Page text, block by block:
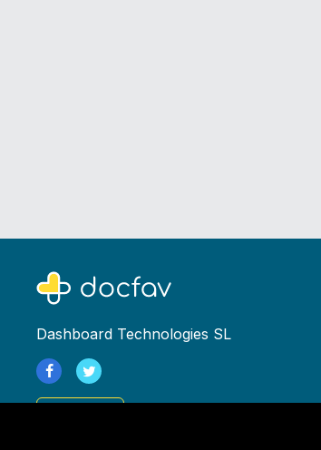
Dashboard Technologies SL